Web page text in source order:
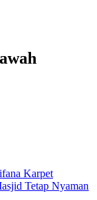
Karpet
Tetap Nyaman